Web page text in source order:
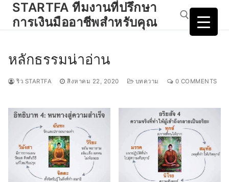
SkipSTARTFA ทีมงานที่ปรึกษา
การเงินมืออาชีพสำหรับคุณ
Search for:
หลักธรรมน่าอ่าน
ริว STARTFA สิงหาคม 22, 2020 บทความ 0 COMMENTS